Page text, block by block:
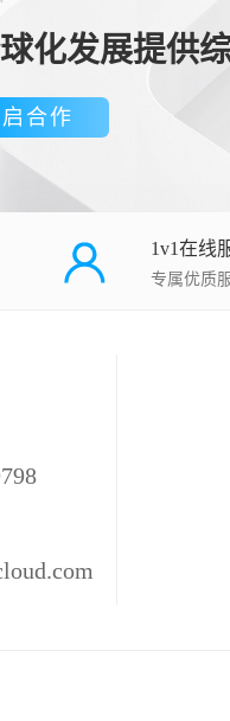
化发展提供
合作
1v1在线
专属优质